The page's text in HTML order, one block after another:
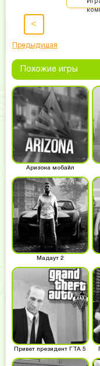
<
Предыдущая
Похожие игры
Аризона мобайл
Мадаут 2
Привет президент ГТА 5